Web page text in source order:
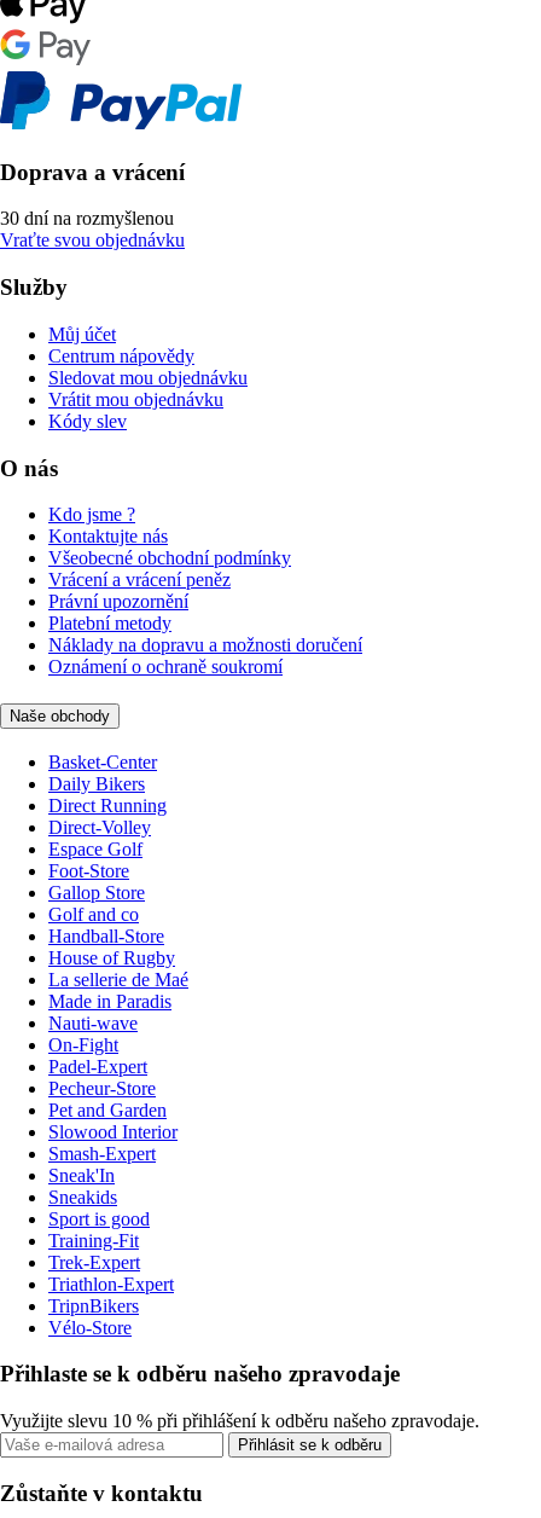
Doprava a vrácení
30 dní na rozmyšlenou
Vraťte svou objednávku
Služby
Můj účet
Centrum nápovědy
Sledovat mou objednávku
Vrátit mou objednávku
Kódy slev
O nás
Kdo jsme ?
Kontaktujte nás
Všeobecné obchodní podmínky
Vrácení a vrácení peněz
Právní upozornění
Platební metody
Náklady na dopravu a možnosti doručení
Oznámení o ochraně soukromí
Naše obchody
Basket-Center
Daily Bikers
Direct Running
Direct-Volley
Espace Golf
Foot-Store
Gallop Store
Golf and co
Handball-Store
House of Rugby
La sellerie de Maé
Made in Paradis
Nauti-wave
On-Fight
Padel-Expert
Pecheur-Store
Pet and Garden
Slowood Interior
Smash-Expert
Sneak'In
Sneakids
Sport is good
Training-Fit
Trek-Expert
Triathlon-Expert
TripnBikers
Vélo-Store
Přihlaste se k odběru našeho zpravodaje
Využijte slevu 10 % při přihlášení k odběru našeho zpravodaje.
Přihlásit se k odběru
Zůstaňte v kontaktu